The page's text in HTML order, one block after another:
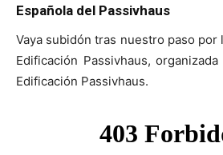
Española del Passivhaus
Vaya subidón tras nuestro paso por
Edificación Passivhaus,
Edificación Passivhaus.